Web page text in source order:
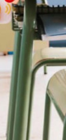
Frustran Presunto
Infecciones
SIOP Moderniza
Van Por La
Estados Unidos
Buscan A Wilber
Melissa Madero
Washington
Avanza Plan Para
Nuevas